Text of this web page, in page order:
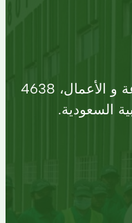
شارع 41. مدينة سدير للصناعة و الأعمال، 4638